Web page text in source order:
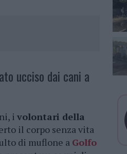
ucciso dai cani a
i volontari della
il corpo senza vita
di muflone a Golfo